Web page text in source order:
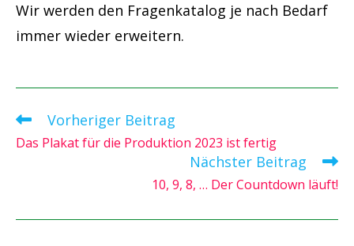
Wir werden den Fragenkatalog je nach Bedarf
immer wieder erweitern.
Weitere
ansehen
Vorheriger Beitrag
Das Plakat für die Produktion 2023 ist fertig
Nächster Beitrag
10, 9, 8, … Der Countdown läuft!